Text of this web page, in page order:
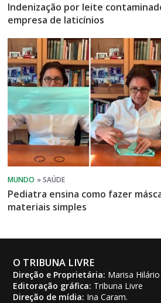
Indenização por leite
empresa de laticínios
Pediatra ensina como fazer
materiais simples
O TRIBUNA LIVRE
Direção e Proprietária: Marisa Hilário
Editoração gráfica: Tribuna Livre
Direção de mídia: Ina Caram.